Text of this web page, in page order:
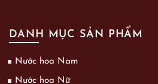
DANH MỤC SẢN PHẨM
Nước hoa Nam
Nước hoa Nữ